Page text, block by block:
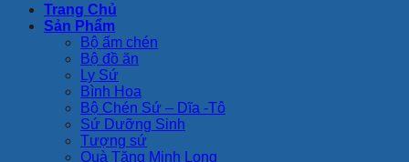
Trang Chủ
Sản Phẩm
Bộ ấm chén
Bộ đồ ăn
Ly Sứ
Bình Hoa
Bộ Chén Sứ – Dĩa -Tô
Sứ Dưỡng Sinh
Tượng sứ
Quà Tặng Minh Long